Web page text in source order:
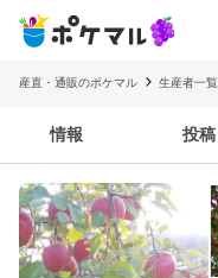
産直・通販のポケマル 生産者一覧
情報 投稿